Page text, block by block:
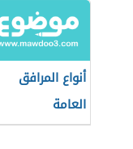
أنواع المرافق
العامة